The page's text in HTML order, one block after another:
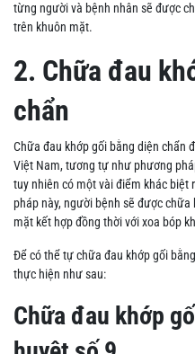
từng người và bệnh nhân sẽ được
trên khuôn mặt.
2. Chữa đau
chẩn
Chữa đau khớp gối bằng diện chẩn
Việt Nam, tương tự như phương
tuy nhiên có một vài điểm khác biệt
pháp này, người bệnh sẽ được
mặt kết hợp đồng thời với xoa bóp
Để có thể tự chữa đau khớp gối
thực hiện như sau:
Chữa đau khớp